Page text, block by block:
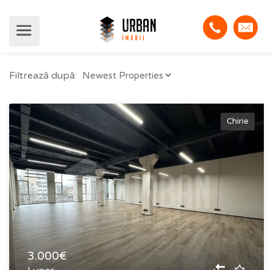
Filtrează după:
Chirie
3.000€